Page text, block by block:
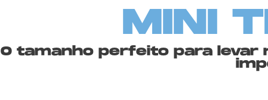
MINI
O tamanho perfeito para levar